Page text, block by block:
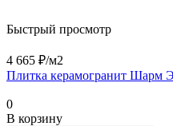
Быстрый просмотр
4 665 ₽/м2
Плитка керамогранит Шарм
0
В корзину